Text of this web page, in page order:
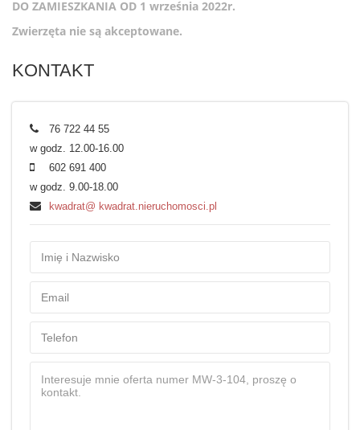
DO ZAMIESZKANIA OD 1 września 2022r.
Zwierzęta nie są akceptowane.
KONTAKT
76 722 44 55
w godz. 12.00-16.00
602 691 400
w godz. 9.00-18.00
kwadrat@ kwadrat.nieruchomosci.pl